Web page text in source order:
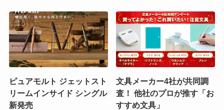
ピュアモルト ジェットスト
リームインサイド シングル
新発売
文具メーカー4社が共同調
査！ 他社のプロが推す「お
すすめ文具」